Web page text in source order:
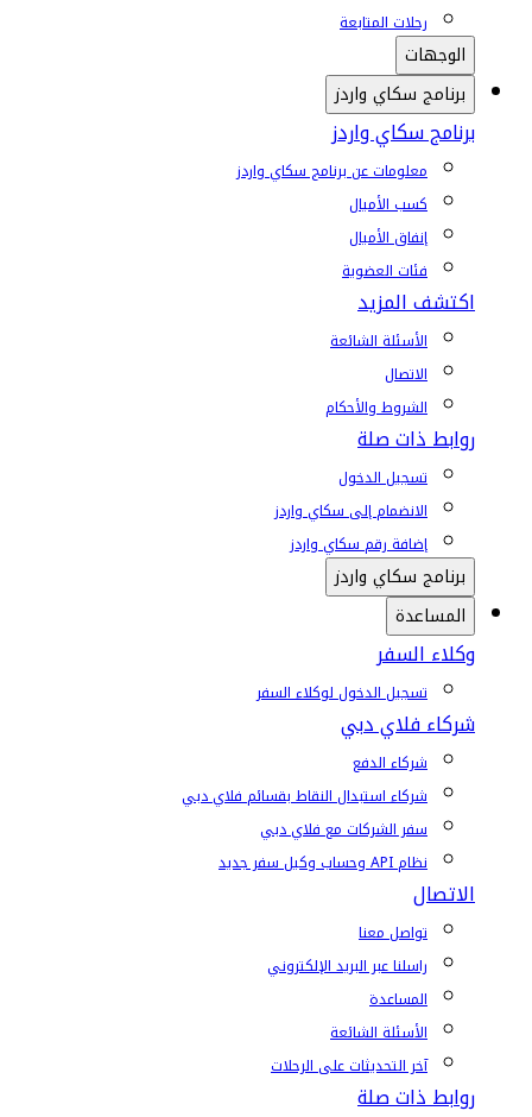
رحلات المتابعة
الوجهات
برنامج سكاي واردز
برنامج سكاي واردز
معلومات عن برنامج سكاي واردز
كسب الأميال
إنفاق الأميال
فئات العضوية
اكتشف المزيد
الأسئلة الشائعة
الاتصال
الشروط والأحكام
روابط ذات صلة
تسجيل الدخول
الانضمام إلى سكاي واردز
إضافة رقم سكاي واردز
برنامج سكاي واردز
المساعدة
وكلاء السفر
تسجيل الدخول لوكلاء السفر
شركاء فلاي دبي
شركاء الدفع
شركاء استبدال النقاط بقسائم فلاي دبي
سفر الشركات مع فلاي دبي
نظام API وحساب وكيل سفر جديد
الاتصال
تواصل معنا
راسلنا عبر البريد الإلكتروني
المساعدة
الأسئلة الشائعة
آخر التحديثات على الرحلات
روابط ذات صلة